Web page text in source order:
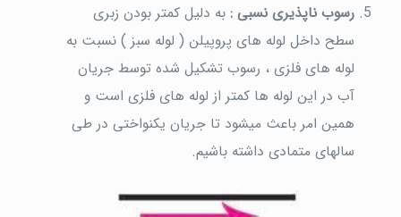
رسوب ناپذیری نسبی :به دلیل کمتر بودن زبری
سطح داخل لوله های پروپیلن ( لوله سبز ) نسبت به
لوله های فلزی ، رسوب تشکیل شده توسط جریان
آب در این لوله ها کمتر از لوله های فلزی است و
همین امر باعث میشود تا جریان یکنواختی در طی
سالهای متمادی داشته باشیم.